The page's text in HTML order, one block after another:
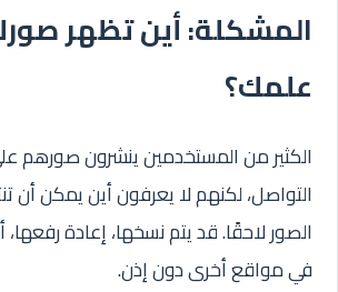
المشكلة: أين تظهر
علمك؟
الكثير من المستخدمين ينشرون صورهم
التواصل، لكنهم لا يعرفون أين يمكن أن
الصور لاحقًا. قد يتم نسخها، إعادة
في مواقع أخرى دون إذن.